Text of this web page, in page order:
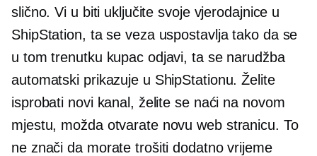
slično. Vi u biti uključite svoje vjerodajnice u
ShipStation, ta se veza uspostavlja tako da se
u tom trenutku kupac odjavi, ta se narudžba
automatski prikazuje u ShipStationu. Želite
isprobati novi kanal, želite se naći na novom
mjestu, možda otvarate novu web stranicu. To
ne znači da morate trošiti dodatno vrijeme